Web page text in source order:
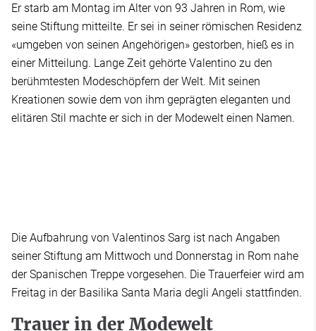
Er starb am Montag im Alter von 93 Jahren in Rom, wie
seine Stiftung mitteilte. Er sei in seiner römischen Residenz
«umgeben von seinen Angehörigen» gestorben, hieß es in
einer Mitteilung. Lange Zeit gehörte Valentino zu den
berühmtesten Modeschöpfern der Welt. Mit seinen
Kreationen sowie dem von ihm geprägten eleganten und
elitären Stil machte er sich in der Modewelt einen Namen.
Die Aufbahrung von Valentinos Sarg ist nach Angaben
seiner Stiftung am Mittwoch und Donnerstag in Rom nahe
der Spanischen Treppe vorgesehen. Die Trauerfeier wird am
Freitag in der Basilika Santa Maria degli Angeli stattfinden.
Trauer in der Modewelt